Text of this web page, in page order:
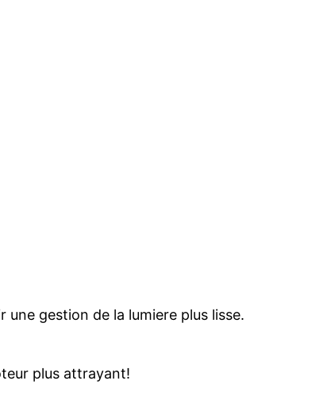
une gestion de la lumiere plus lisse.
plus attrayant!